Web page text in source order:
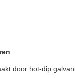
door hot-dip